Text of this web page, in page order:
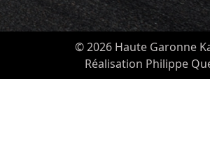
© 2026 Haute Garonne
Réalisation Philippe